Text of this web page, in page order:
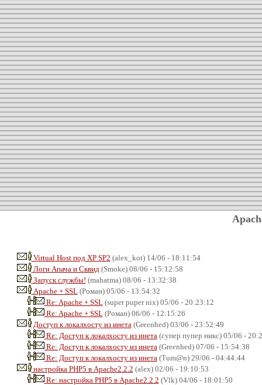
Virtual Host под XP SP2 (alex_kot) 14/06 - 18:11:54
Логи Апача и Сквид (Smoke) 08/06 - 15:12:58
Запуск службы! (mahatma) 08/06 - 13:32:38
Apache + SSL(Роман) 05/06 - 13:54:32
Re: Apache + SSL(super puper nix) 05/06 - 20:23:12
Re: Apache + SSL(Роман) 06/06 - 12:15:26
Доступ к локалхосту из инета (Greenhed) 03/06 - 23:52:49
Re: Доступ к локалхосту из инета (супер пупер никс) 05/06 -
Re: Доступ к локалхосту из инета (Greenhed) 07/06 - 15:54:38
Re: Доступ к локалхосту из инета (Tum@n) 29/06 - 04:44:44
настройка PHP5 в Apache2.2.2 (alex) 02/06 - 19:10:53
Re: настройка PHP5 в Apache2.2.2 (Vlk) 04/06 - 18:01:50